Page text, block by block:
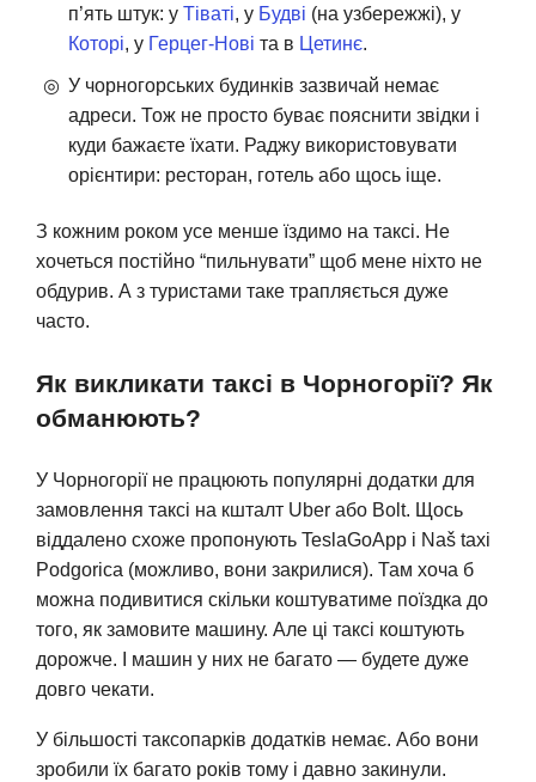
п’ять штук: у Тіваті, у Будві (на узбережжі), у
Которі, у Герцег-Нові та в Цетинє.
У чорногорських будинків зазвичай немає
адреси. Тож не просто буває пояснити звідки і
куди бажаєте їхати. Раджу використовувати
орієнтири: ресторан, готель або щось іще.
З кожним роком усе менше їздимо на таксі. Не
хочеться постійно “пильнувати” щоб мене ніхто не
обдурив. А з туристами таке трапляється дуже
часто.
Як викликати таксі в Чорногорії? Як
обманюють?
У Чорногорії не працюють популярні додатки для
замовлення таксі на кшталт Uber або Bolt. Щось
віддалено схоже пропонують TeslaGoApp і Naš taxi
Podgorica (можливо, вони закрилися). Там хоча б
можна подивитися скільки коштуватиме поїздка до
того, як замовите машину. Але ці таксі коштують
дорожче. І машин у них не багато — будете дуже
довго чекати.
У більшості таксопарків додатків немає. Або вони
зробили їх багато років тому і давно закинули.